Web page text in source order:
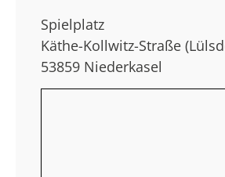
Spielplatz
Käthe-Kollwitz-Straße
53859 Niederkasel